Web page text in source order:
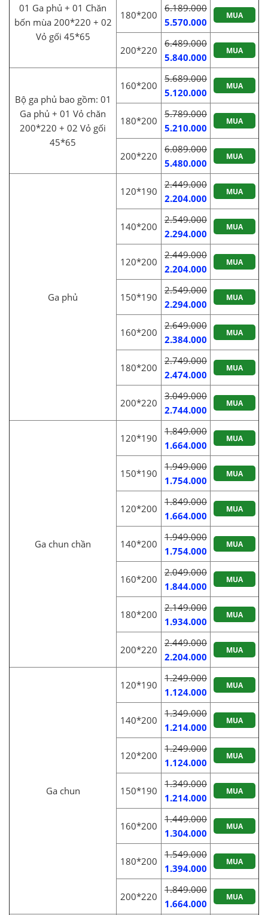
01 Ga phủ + 01 Chăn
bốn mùa 200*220 + 02
Vỏ gối 45*65
180*200
6.189.000
5.570.000
MUA
200*220
6.489.000
5.840.000
MUA
Bộ ga phủ bao gồm: 01
Ga phủ + 01 Vỏ chăn
200*220 + 02 Vỏ gối
45*65
160*200
5.689.000
5.120.000
MUA
180*200
5.789.000
5.210.000
MUA
200*220
6.089.000
5.480.000
MUA
Ga phủ
120*190
2.449.000
2.204.000
MUA
140*200
2.549.000
2.294.000
MUA
120*200
2.449.000
2.204.000
MUA
150*190
2.549.000
2.294.000
MUA
160*200
2.649.000
2.384.000
MUA
180*200
2.749.000
2.474.000
MUA
200*220
3.049.000
2.744.000
MUA
Ga chun chần
120*190
1.849.000
1.664.000
MUA
150*190
1.949.000
1.754.000
MUA
120*200
1.849.000
1.664.000
MUA
140*200
1.949.000
1.754.000
MUA
160*200
2.049.000
1.844.000
MUA
180*200
2.149.000
1.934.000
MUA
200*220
2.449.000
2.204.000
MUA
Ga chun
120*190
1.249.000
1.124.000
MUA
140*200
1.349.000
1.214.000
MUA
120*200
1.249.000
1.124.000
MUA
150*190
1.349.000
1.214.000
MUA
160*200
1.449.000
1.304.000
MUA
180*200
1.549.000
1.394.000
MUA
200*220
1.849.000
1.664.000
MUA